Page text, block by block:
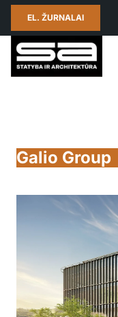
EL. ŽURNALAI
Galio Group